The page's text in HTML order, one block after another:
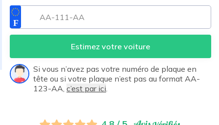
Estimez votre voiture
Si vous n’avez pas votre numéro de plaque en
tête ou si votre plaque n’est pas au format AA-
123-AA, c’est par ici